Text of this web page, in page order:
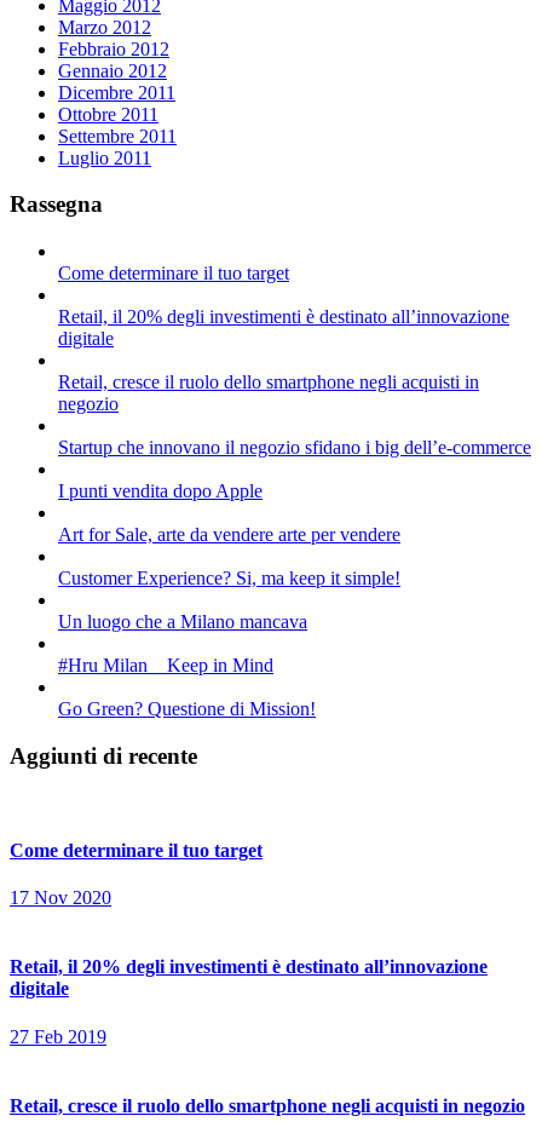
Maggio 2012
Marzo 2012
Febbraio 2012
Gennaio 2012
Dicembre 2011
Ottobre 2011
Settembre 2011
Luglio 2011
Rassegna
Come determinare il tuo target
Retail, il 20% degli investimenti è destinato all’innovazione
digitale
Retail, cresce il ruolo dello smartphone negli acquisti in
negozio
Startup che innovano il negozio sfidano i big dell’e-commerce
I punti vendita dopo Apple
Art for Sale, arte da vendere arte per vendere
Customer Experience? Si, ma keep it simple!
Un luogo che a Milano mancava
#Hru Milan _ Keep in Mind
Go Green? Questione di Mission!
Aggiunti di recente
Come determinare il tuo target
17 Nov 2020
Retail, il 20% degli investimenti è destinato all’innovazione
digitale
27 Feb 2019
Retail, cresce il ruolo dello smartphone negli acquisti in negozio